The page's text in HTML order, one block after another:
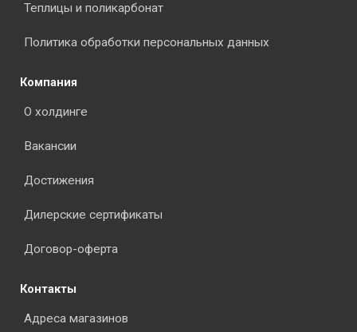
Теплицы и поликарбонат
Политика обработки персональных данных
Компания
О холдинге
Вакансии
Достижения
Дилерские сертификаты
Договор-оферта
Контакты
Адреса магазинов